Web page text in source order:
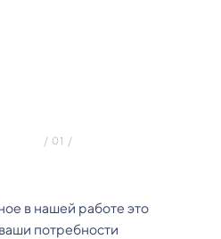
в нашей работе это
ваши потребности